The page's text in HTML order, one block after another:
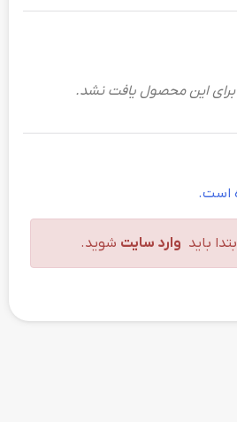
این محصول یافت نشد.
است.
باید وارد سایت شوید.